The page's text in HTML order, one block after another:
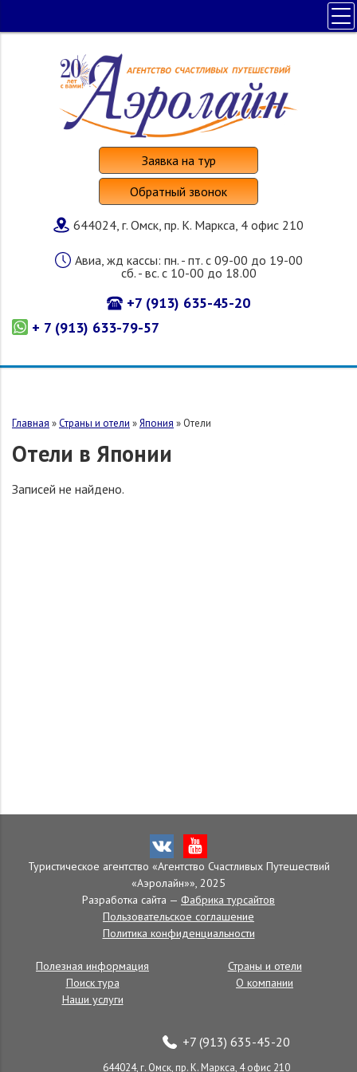
Заявка на тур
Обратный звонок
644024, г. Омск, пр. К. Маркса, 4 офис 210
Авиа, жд кассы: пн. - пт. с 09-00 до 19-00
сб. - вс. с 10-00 до 18.00
+7 (913) 635-45-20
+ 7 (913) 633-79-57
ПОИСК ТУРА
НАШИ УСЛУГИ
СТРАНЫ И ОТЕЛИ
О КОМПАНИИ
Главная »Страны и отели »Япония » Отели
Отели в Японии
Записей не найдено.
Туристическое агентство «Агентство Счастливых Путешествий
«Аэролайн»», 2025
Разработка сайта — Фабрика турсайтов
Пользовательское соглашение
Политика конфиденциальности
Полезная информация
Поиск тура
Наши услуги
Страны и отели
О компании
+7 (913) 635-45-20
644024, г. Омск, пр. К. Маркса, 4 офис 210